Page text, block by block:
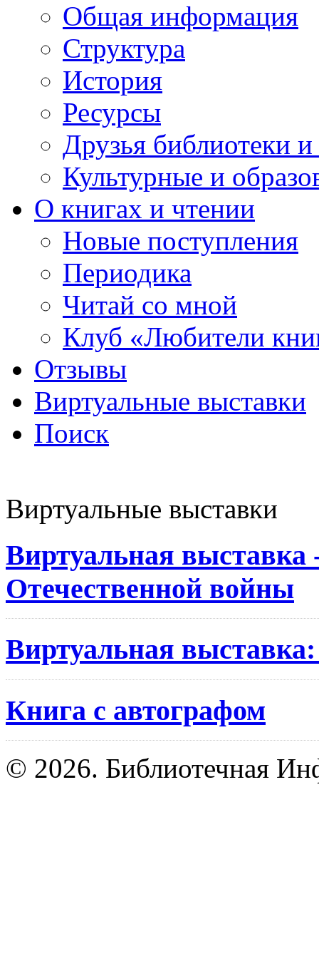
Общая информация
Структура
История
Ресурсы
Друзья библиотеки
Культурные и
О книгах и чтении
Новые поступления
Периодика
Читай со мной
Клуб «Любители
Отзывы
Виртуальные выставки
Поиск
Виртуальные выставки
Виртуальная выставка
Отечественной войны
Виртуальная
Книга с автографом
© 2026. Библиотечная